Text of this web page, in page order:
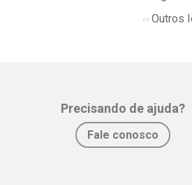
Outros
Precisando de ajuda?
Fale conosco